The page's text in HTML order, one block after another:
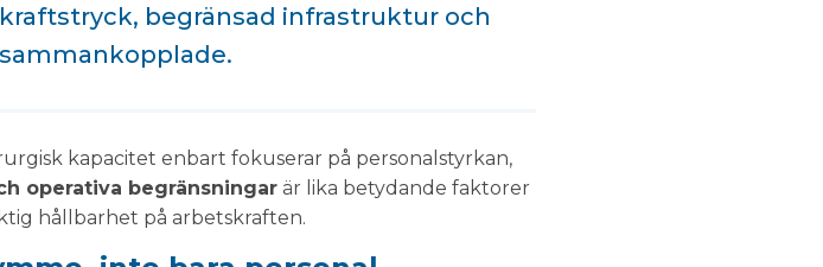
begränsad infrastruktur och
kapacitet enbart fokuserar på personalstyrkan,
operativa begränsningar är lika betydande faktorer
hållbarhet på arbetskraften.